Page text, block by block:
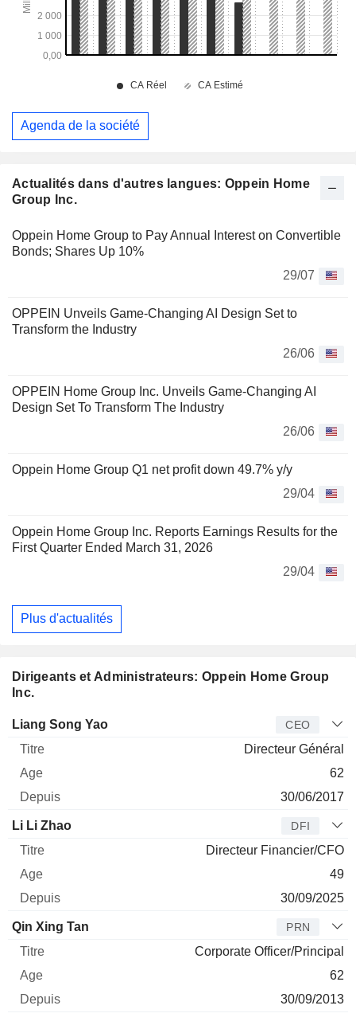
Actualités dans d'autres langues: Oppein Home
Group Inc.
Oppein Home Group to Pay Annual Interest on Convertible
Bonds; Shares Up 10%
29/07
OPPEIN Unveils Game-Changing AI Design Set to
Transform the Industry
26/06
OPPEIN Home Group Inc. Unveils Game-Changing AI
Design Set To Transform The Industry
26/06
Oppein Home Group Q1 net profit down 49.7% y/y
29/04
Oppein Home Group Inc. Reports Earnings Results for the
First Quarter Ended March 31, 2026
29/04
Plus d'actualités
Dirigeants et Administrateurs: Oppein Home Group
Inc.
Dirigeant Titre Age
Liang Song Yao CEO
Directeur Général
62
30/06/2017
Li Li Zhao DFI
Directeur Financier/CFO
49
30/09/2025
Qin Xing Tan PRN
Corporate Officer/Principal
62
30/09/2013
Agenda de la société